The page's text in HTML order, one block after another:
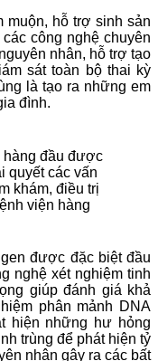
muộn, hỗ trợ sinh sản
công nghệ chuyên
nhân, hỗ trợ tạo
sát toàn bộ thai kỳ
là tạo ra những em
đình.
hàng đầu được
quyết các vấn
khám, điều trị
viện hàng
được đặc biệt đầu
nghệ xét nghiệm tinh
giúp đánh giá khả
phân mảnh DNA
hiện những hư hỏng
trùng để phát hiện tỷ
nhân gây ra các bất